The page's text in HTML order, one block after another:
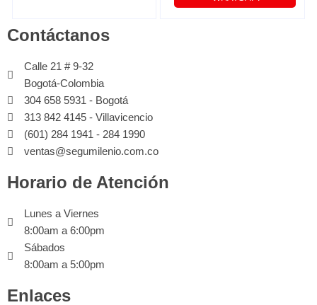
HASTA 8MP CON
Contáctanos
Calle 21 # 9-32
Bogotá-Colombia
304 658 5931 - Bogotá
313 842 4145 - Villavicencio
(601) 284 1941 - 284 1990
ventas@segumilenio.com.co
Horario de Atención
Lunes a Viernes
8:00am a 6:00pm
Sábados
8:00am a 5:00pm
Enlaces